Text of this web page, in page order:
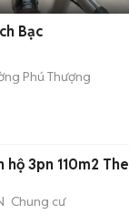
Bạc
Phú Thượng
hộ 3pn 110m2
Chung cư